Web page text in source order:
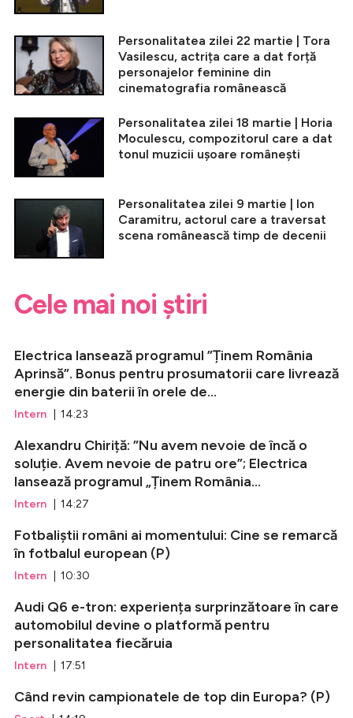
Personalitatea zilei 22 martie | Tora
Vasilescu, actrița care a dat forță
personajelor feminine din
cinematografia românească
Personalitatea zilei 18 martie | Horia
Moculescu, compozitorul care a dat
tonul muzicii ușoare românești
Personalitatea zilei 9 martie | Ion
Caramitru, actorul care a traversat
scena românească timp de decenii
Cele mai noi știri
Electrica lansează programul ”Ținem România
Aprinsă”. Bonus pentru prosumatorii care livrează
energie din baterii în orele de...
Intern | 14:23
Alexandru Chiriță: ”Nu avem nevoie de încă o
soluție. Avem nevoie de patru ore”; Electrica
lansează programul „Ținem România...
Intern | 14:27
Fotbaliștii români ai momentului: Cine se remarcă
în fotbalul european (P)
Intern | 10:30
Audi Q6 e-tron: experiența surprinzătoare în care
automobilul devine o platformă pentru
personalitatea fiecăruia
Intern | 17:51
Când revin campionatele de top din Europa? (P)